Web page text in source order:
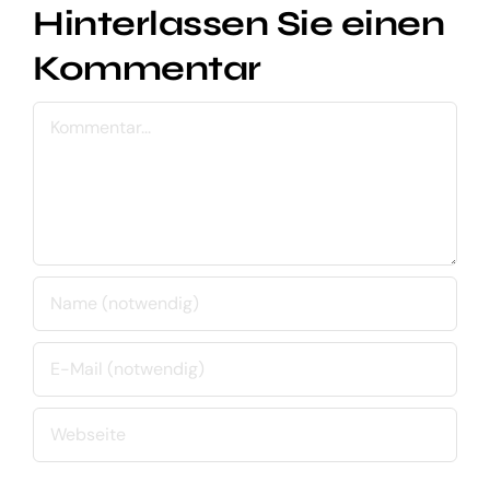
Hinterlassen Sie einen
Kommentar
Kommentar